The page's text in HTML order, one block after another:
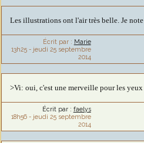
Les illustrations ont l'air très belle. Je note
Écrit par : Marie
13h25- jeudi 25 septembre
2014
>Vi: oui, c'est une merveille pour les yeux
Écrit par : faelys
18h56- jeudi 25 septembre
2014